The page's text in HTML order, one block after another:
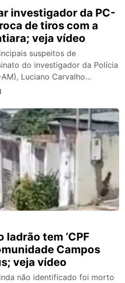
investigador da PC-
de tiros com a
veja vídeo
suspeitos de
do investigador da Polícia
Luciano Carvalho…
tem ‘CPF
Campos
veja vídeo
não identificado foi morto